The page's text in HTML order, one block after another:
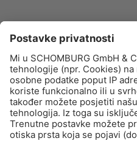
© Schomburg.
Dizajn i realizacija